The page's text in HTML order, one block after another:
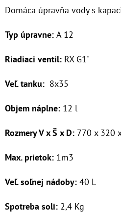
Domáca úpravňa vody s
Typ úpravne: A 12
Riadiaci ventil: RX G1"
Veľ. tanku: 8x35
Objem náplne: 12 l
Rozmery V x Š x D: 770 x 320
Max. prietok: 1m3
Veľ. soľnej nádoby: 40 L
Spotreba soli: 2,4 Kg
O
P
R
Ú
Č
A
M
E
SENIOR
VLOŽKA